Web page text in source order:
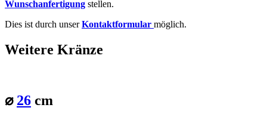
Wunschanfertigung stellen.
Dies ist durch unserKontaktformular möglich.
Weitere Kränze
⌀ 26 cm